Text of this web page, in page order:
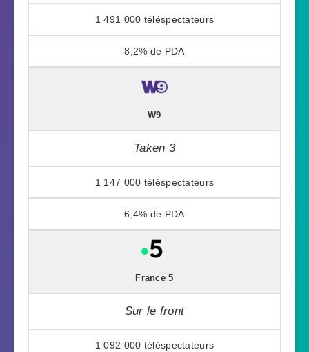
1 491 000
8,2%
W9
Taken 3
1 147 000
6,4%
France 5
Sur le front
1 092 000